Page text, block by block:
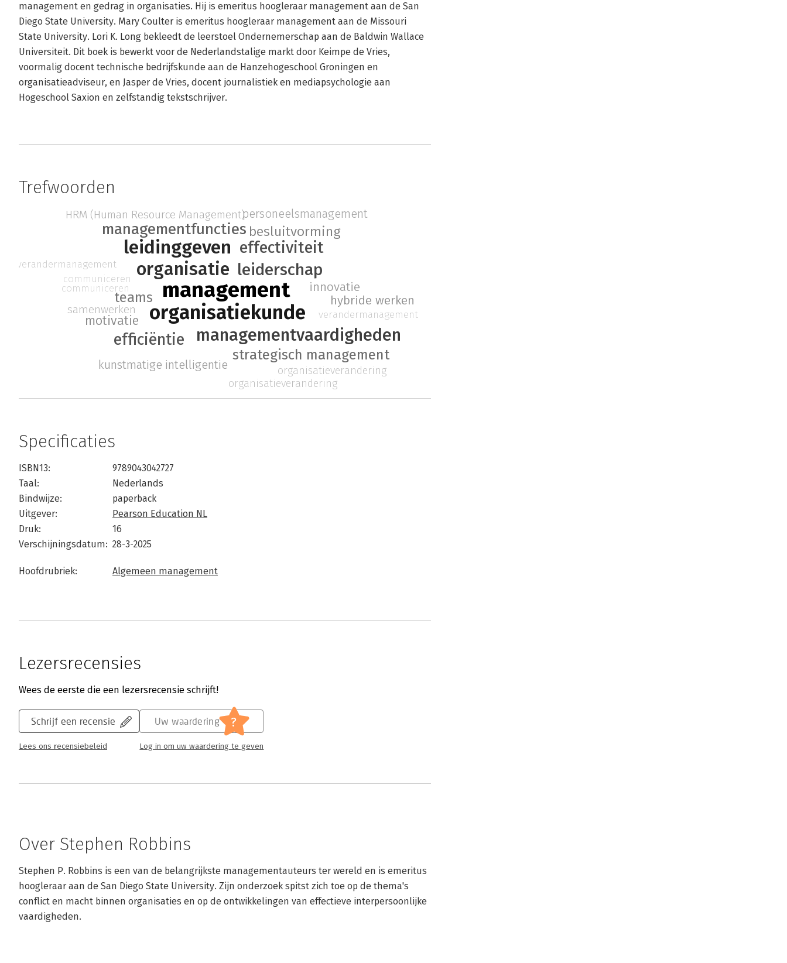
management en gedrag in organisaties. Hij is emeritus hoogleraar management aan de San
Diego State University. Mary Coulter is emeritus hoogleraar management aan de Missouri
State University. Lori K. Long bekleedt de leerstoel Ondernemerschap aan de Baldwin Wallace
Universiteit. Dit boek is bewerkt voor de Nederlandstalige markt door Keimpe de Vries,
voormalig docent technische bedrijfskunde aan de Hanzehogeschool Groningen en
organisatieadviseur, en Jasper de Vries, docent journalistiek en mediapsychologie aan
Hogeschool Saxion en zelfstandig tekstschrijver.
Trefwoorden
management
organisatiekunde
organisatie
leidinggeven
leiderschap
managementvaardigheden
effectiviteit
efficiëntie
managementfuncties
teams
besluitvorming
strategisch management
innovatie
motivatie
kunstmatige intelligentie
hybride werken
samenwerken
HRM (Human Resource Management)personeelsmanagement
verandermanagement
organisatieverandering
communiceren
verandermanagement
organisatieverandering
communiceren
Specificaties
ISBN13:
9789043042727
Taal:
Nederlands
Bindwijze:
paperback
Uitgever:
Pearson Education NL
Druk:
16
Verschijningsdatum: 28-3-2025
Hoofdrubriek: Algemeen management
Lezersrecensies
Wees de eerste die een lezersrecensie schrijft!
Schrijf een recensie
Lees ons recensiebeleid
Uw waardering ?
Log in om uw waardering te geven
Over Stephen Robbins
Stephen P. Robbins is een van de belangrijkste managementauteurs ter wereld en is emeritus
hoogleraar aan de San Diego State University. Zijn onderzoek spitst zich toe op de thema's
conflict en macht binnen organisaties en op de ontwikkelingen van effectieve interpersoonlijke
vaardigheden.